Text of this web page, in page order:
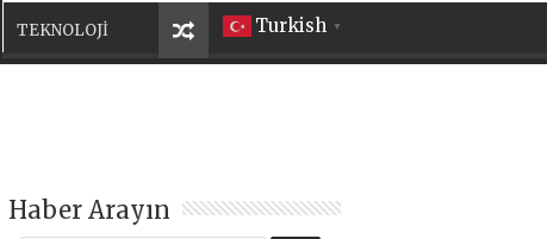
Turkish ▼
TEKNOLOJİ
Haber Arayın